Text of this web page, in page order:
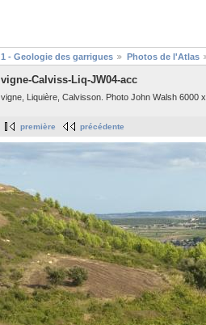
1 - Geologie des garrigues Photos de l'Atlas
vigne-Calviss-Liq-JW04-acc
vigne, Liquière, Calvisson. Photo John Walsh 6000
première précédente